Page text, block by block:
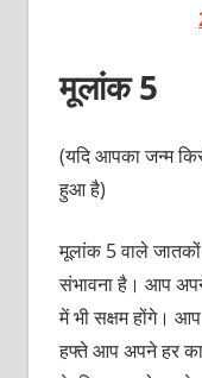
मूलांक 5
(यदि आपका जन्‍म
हुआ है)
मूलांक 5 वाले
संभावना है। आप
में भी सक्षम होंगे।
हफ्ते आप अपने हर